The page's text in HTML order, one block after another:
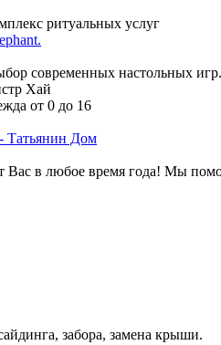
ритуальных услуг
современных настольных игр.
Хай
от 0 до 16
Татьянин Дом
Вас в любое время года! Мы
забора, замена крыши.